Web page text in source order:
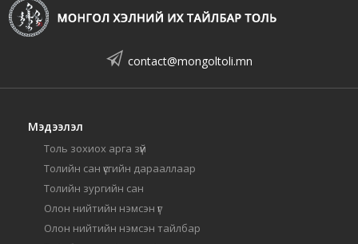
contact@mongoltoli.mn
Мэдээлэл
Толь зохиох арга зүй
Толийн сан үсгийн дарааллаар
Толийн зургийн сан
Олон нийтийн нэмсэн үг
Олон нийтийн нэмсэн тайлбар